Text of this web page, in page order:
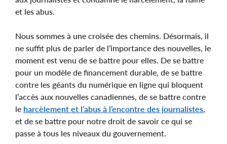
et les abus.
Nous sommes à une croisée des chemins. Désormais, il
ne suffit plus de parler de l’importance des nouvelles, le
moment est venu de se battre pour elles. De se battre
pour un modèle de financement durable, de se battre
contre les géants du numérique en ligne qui bloquent
l’accès aux nouvelles canadiennes, de se battre contre
le harcèlement et l’abus à l’encontre des journalistes
et de se battre pour notre droit de savoir ce qui se
passe à tous les niveaux du gouvernement.